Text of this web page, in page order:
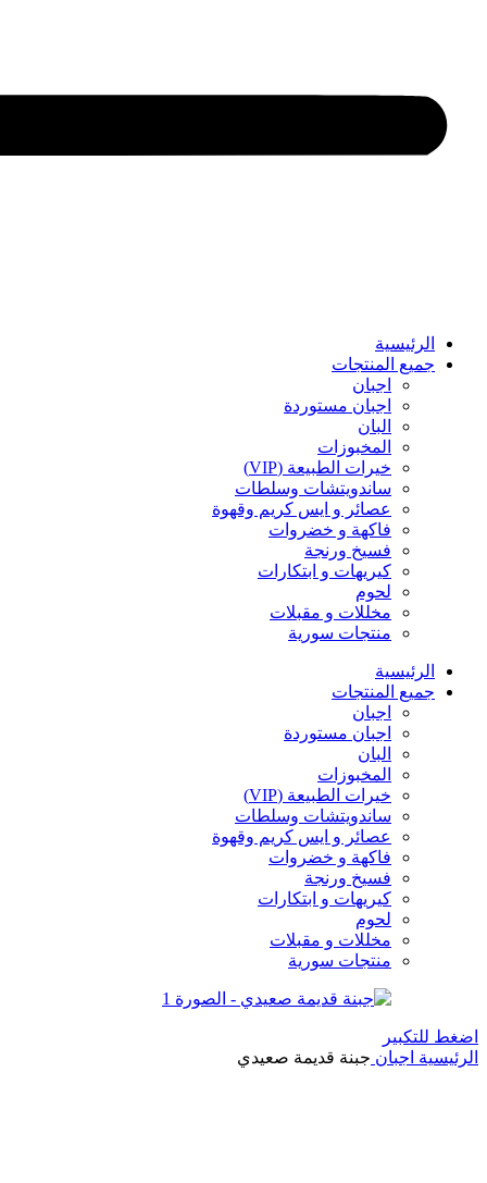
الرئيسية
جميع المنتجات
اجبان
اجبان مستوردة
البان
المخبوزات
خيرات الطبيعة (VIP)
ساندويتشات وسلطات
عصائر و ايس كريم وقهوة
فاكهة و خضروات
فسيخ ورنجة
كيريهات و ابتكارات
لحوم
مخللات و مقبلات
منتجات سورية
الرئيسية
جميع المنتجات
اجبان
اجبان مستوردة
البان
المخبوزات
خيرات الطبيعة (VIP)
ساندويتشات وسلطات
عصائر و ايس كريم وقهوة
فاكهة و خضروات
فسيخ ورنجة
كيريهات و ابتكارات
لحوم
مخللات و مقبلات
منتجات سورية
اضغط للتكبير
الرئيسية اجبان جبنة قديمة صعيدي